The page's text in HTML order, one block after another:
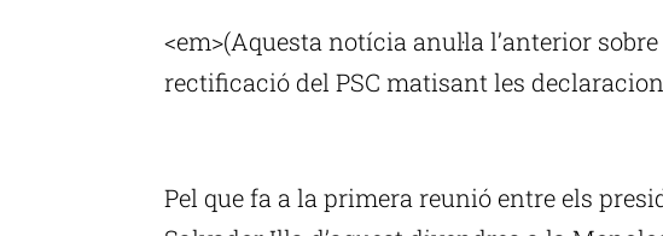
<em>(Aquesta notícia anul·la l’anterior
rectificació del PSC matisant les
Pel que fa a la primera reunió entre els